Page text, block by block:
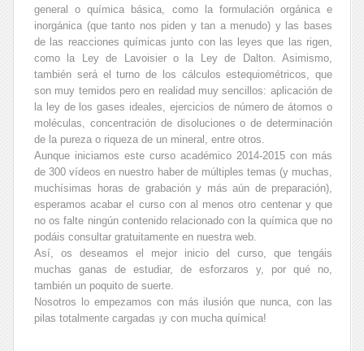
general o química básica, como la formulación orgánica e
inorgánica (que tanto nos piden y tan a menudo) y las bases
de las reacciones químicas junto con las leyes que las rigen,
como la Ley de Lavoisier o la Ley de Dalton. Asimismo,
también será el turno de los cálculos estequiométricos, que
son muy temidos pero en realidad muy sencillos: aplicación de
la ley de los gases ideales, ejercicios de número de átomos o
moléculas, concentración de disoluciones o de determinación
de la pureza o riqueza de un mineral, entre otros.
Aunque iniciamos este curso académico 2014-2015 con más
de 300 vídeos en nuestro haber de múltiples temas (y muchas,
muchísimas horas de grabación y más aún de preparación),
esperamos acabar el curso con al menos otro centenar y que
no os falte ningún contenido relacionado con la química que no
podáis consultar gratuitamente en nuestra web.
Así, os deseamos el mejor inicio del curso, que tengáis
muchas ganas de estudiar, de esforzaros y, por qué no,
también un poquito de suerte.
Nosotros lo empezamos con más ilusión que nunca, con las
pilas totalmente cargadas ¡y con mucha química!